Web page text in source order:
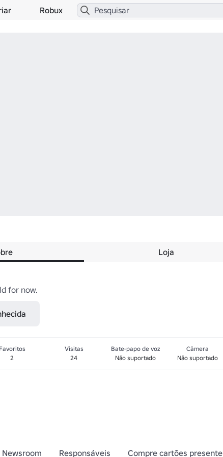
Robux
Loja
for now.
Favoritos
2
Visitas
24
Bate-papo de voz
Não suportado
Câmera
Não suportado
Newsroom Responsáveis Compre cartões presente